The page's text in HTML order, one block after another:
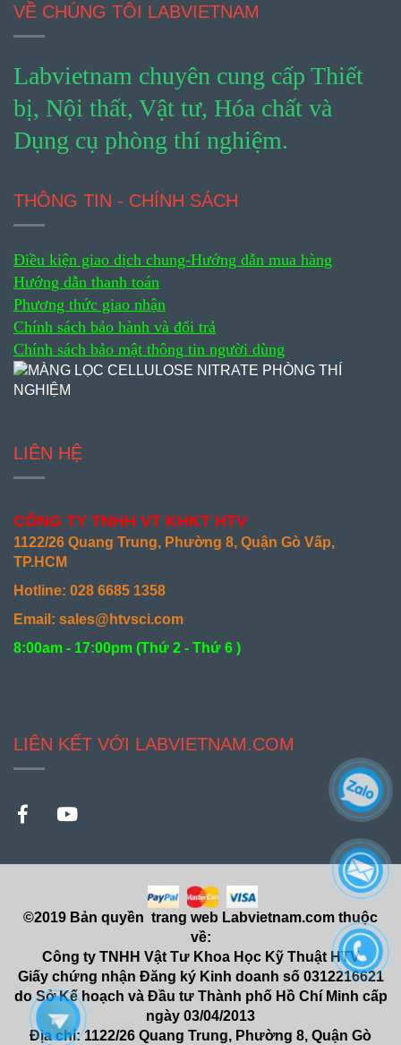
VỀ CHÚNG TÔI LABVIETNAM
Labvietnam chuyên cung cấp Thiết
bị, Nội thất, Vật tư, Hóa chất và
Dụng cụ phòng thí nghiệm.
THÔNG TIN - CHÍNH SÁCH
Điều kiện giao dịch chung-Hướng dẫn mua hàng
Hướng dẫn thanh toán
Phương thức giao nhận
Chính sách bảo hành và đổi trả
Chính sách bảo mật thông tin người dùng
LIÊN HỆ
CÔNG TY TNHH VT KHKT HTV
1122/26 Quang Trung, Phường 8, Quận Gò Vấp,
TP.HCM
Hotline: 028 6685 1358
Email: sales@htvsci.com
8:00am - 17:00pm (Thứ 2 - Thứ 6 )
LIÊN KẾT VỚI LABVIETNAM.COM
©2019 Bản quyền trang web Labvietnam.com thuộc
về:
Công ty TNHH Vật Tư Khoa Học Kỹ Thuật HTV
Giấy chứng nhận Đăng ký Kinh doanh số 0312216621
do Sở Kế hoạch và Đầu tư Thành phố Hồ Chí Minh cấp
ngày 03/04/2013
Địa chỉ: 1122/26 Quang Trung, Phường 8, Quận Gò